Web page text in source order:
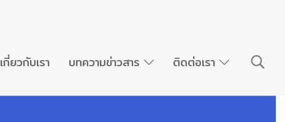
เกี่ยวกับเรา บทความข่าวสาร ติดต่อเรา